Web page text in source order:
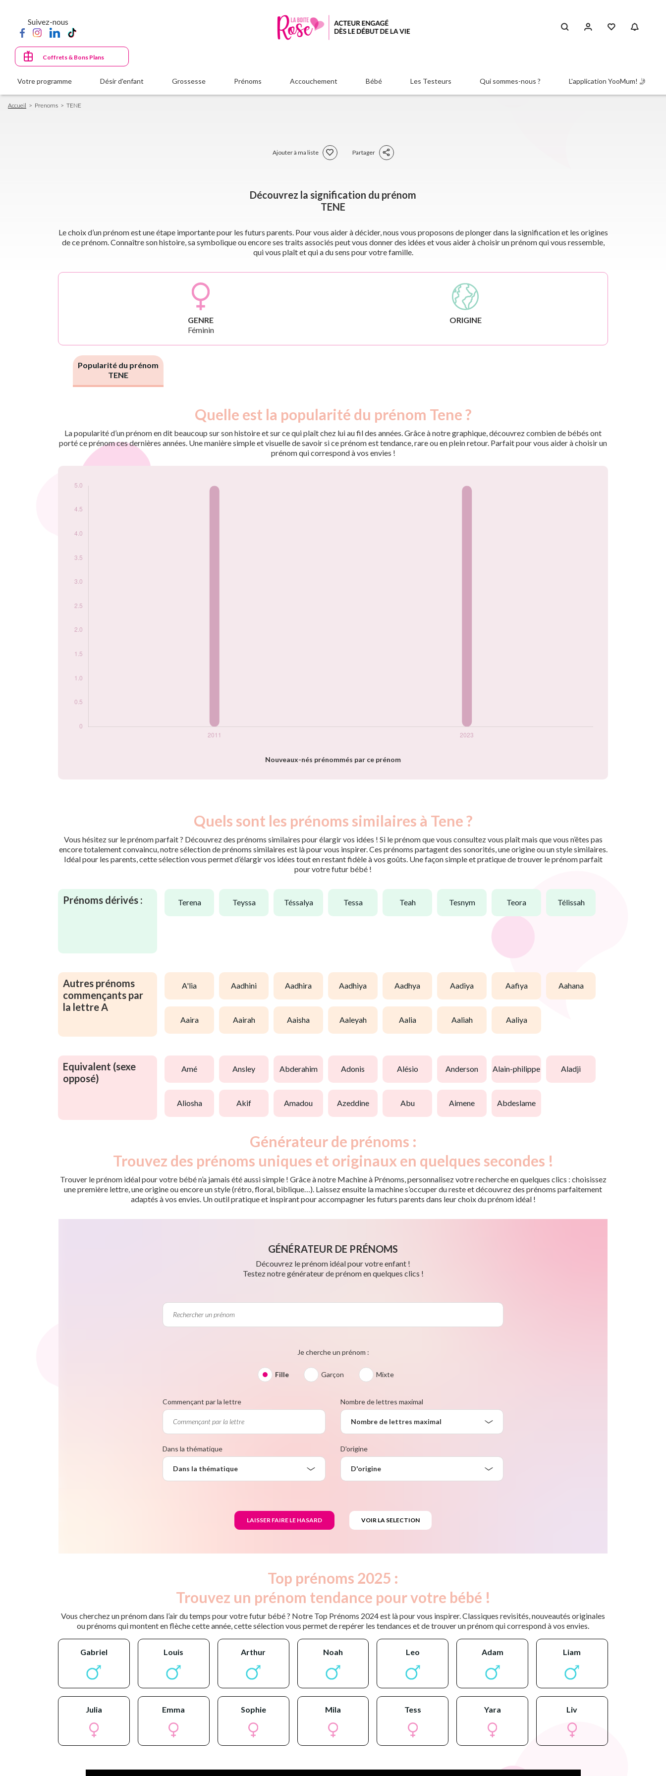
principal
Suivez-nous
Coffrets & Bons Plans
Votre programme Désir d'enfant Grossesse Prénoms Accouchement Bébé Les Testeurs Qui sommes-nous ? L'application YooMum! 🤳
Fil
d'Ariane
Accueil Prenoms TENE
Ajouter à ma liste Partager
Découvrez la signification du prénom
TENE
Le choix d’un prénom est une étape importante pour les futurs parents. Pour vous aider à décider, nous vous proposons de plonger dans la signification et les origines
de ce prénom. Connaître son histoire, sa symbolique ou encore ses traits associés peut vous donner des idées et vous aider à choisir un prénom qui vous ressemble,
qui vous plaît et qui a du sens pour votre famille.
GENRE
Féminin
ORIGINE
Popularité du prénom
TENE
Quelle est la popularité du prénom Tene ?
La popularité d’un prénom en dit beaucoup sur son histoire et sur ce qui plaît chez lui au fil des années. Grâce à notre graphique, découvrez combien de bébés ont
porté ce prénom ces dernières années. Une manière simple et visuelle de savoir si ce prénom est tendance, rare ou en plein retour. Parfait pour vous aider à choisir un
prénom qui correspond à vos envies !
Nouveaux-nés prénommés par ce prénom
Popularité du
prénom Tene par
2011
5
2023
5
Quels sont les prénoms similaires à Tene ?
Vous hésitez sur le prénom parfait ? Découvrez des prénoms similaires pour élargir vos idées ! Si le prénom que vous consultez vous plaît mais que vous n’êtes pas
encore totalement convaincu, notre sélection de prénoms similaires est là pour vous inspirer. Ces prénoms partagent des sonorités, une origine ou un style similaires.
Idéal pour les parents, cette sélection vous permet d’élargir vos idées tout en restant fidèle à vos goûts. Une façon simple et pratique de trouver le prénom parfait
pour votre futur bébé !
Prénoms dérivés : terena teyssa téssalya tessa teah tesnym teora télissah
Autres prénoms
commençants par
la lettre A
a'lia aadhini aadhira aadhiya aadhya aadiya aafiya aahana
aaira aairah aaisha aaleyah aalia aaliah aaliya
Equivalent (sexe
opposé)
amé ansley abderahim adonis alésio anderson alain-philippe aladji
aliosha akif amadou azeddine abu aimene abdeslame
Générateur de prénoms :
Trouvez des prénoms uniques et originaux en quelques secondes !
Trouver le prénom idéal pour votre bébé n’a jamais été aussi simple ! Grâce à notre Machine à Prénoms, personnalisez votre recherche en quelques clics : choisissez
une première lettre, une origine ou encore un style (rétro, floral, biblique…). Laissez ensuite la machine s’occuper du reste et découvrez des prénoms parfaitement
adaptés à vos envies. Un outil pratique et inspirant pour accompagner les futurs parents dans leur choix du prénom idéal !
GÉNÉRATEUR DE PRÉNOMS
Découvrez le prénom idéal pour votre enfant !
Testez notre générateur de prénom en quelques clics !
Je cherche un prénom :
Fille Garçon Mixte
Commençant par la lettre Nombre de lettres maximal
Nombre de lettres maximal
Dans la thématique
Dans la thématique
D'origine
D'origine
Top prénoms 2025 :
Trouvez un prénom tendance pour votre bébé !
Vous cherchez un prénom dans l’air du temps pour votre futur bébé ? Notre Top Prénoms 2024 est là pour vous inspirer. Classiques revisités, nouveautés originales
ou prénoms qui montent en flèche cette année, cette sélection vous permet de repérer les tendances et de trouver un prénom qui correspond à vos envies.
gabriel louis arthur noah leo adam liam
julia emma sophie mila tess yara liv